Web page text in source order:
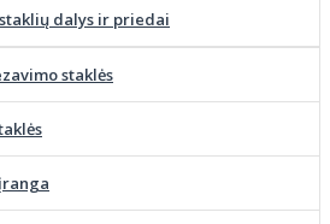
staklių dalys ir priedai
staklės